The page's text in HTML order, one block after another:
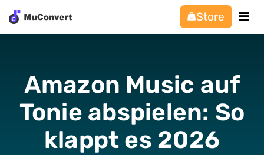
Store
Amazon Music auf
Tonie abspielen: So
klappt es 2026